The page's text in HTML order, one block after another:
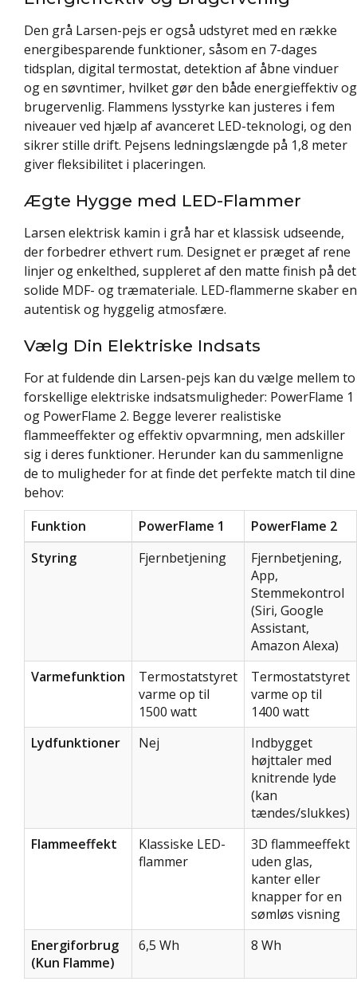
Den grå Larsen-pejs er også udstyret med en række
energibesparende funktioner, såsom en 7-dages
tidsplan, digital termostat, detektion af åbne vinduer
og en søvntimer, hvilket gør den både energieffektiv og
brugervenlig. Flammens lysstyrke kan justeres i fem
niveauer ved hjælp af avanceret LED-teknologi, og den
sikrer stille drift. Pejsens ledningslængde på 1,8 meter
giver fleksibilitet i placeringen.
Ægte Hygge med LED-Flammer
Larsen elektrisk kamin i grå har et klassisk udseende,
der forbedrer ethvert rum. Designet er præget af rene
linjer og enkelthed, suppleret af den matte finish på det
solide MDF- og træmateriale. LED-flammerne skaber en
autentisk og hyggelig atmosfære.
Vælg Din Elektriske Indsats
For at fuldende din Larsen-pejs kan du vælge mellem to
forskellige elektriske indsatsmuligheder: PowerFlame 1
og PowerFlame 2. Begge leverer realistiske
flammeeffekter og effektiv opvarmning, men adskiller
sig i deres funktioner. Herunder kan du sammenligne
de to muligheder for at finde det perfekte match til dine
behov:
Funktion
PowerFlame 1
PowerFlame 2
Styring
Fjernbetjening
Fjernbetjening,
App,
Stemmekontrol
(Siri, Google
Assistant,
Amazon Alexa)
Varmefunktion
Termostatstyret
varme op til
1500 watt
Termostatstyret
varme op til
1400 watt
Lydfunktioner
Nej
Indbygget
højttaler med
knitrende lyde
(kan
tændes/slukkes)
Flammeeffekt
Klassiske LED-
flammer
3D flammeeffekt
uden glas,
kanter eller
knapper for en
sømløs visning
Energiforbrug
(Kun Flamme)
6,5 Wh 8 Wh